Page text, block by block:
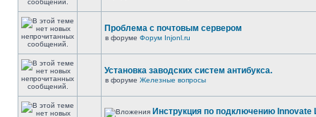
Проблема с почтовым сервером
в форуме Форум Injonl.ru
Установка заводских систем антибукса.
в форуме Железные вопросы
Инструкция по подключению Innovate